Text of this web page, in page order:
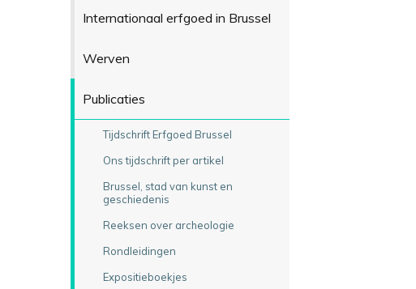
Internationaal erfgoed in Brussel
Werven
Publicaties
Tijdschrift Erfgoed Brussel
Ons tijdschrift per artikel
Brussel, stad van kunst en
geschiedenis
Reeksen over archeologie
Rondleidingen
Expositieboekjes